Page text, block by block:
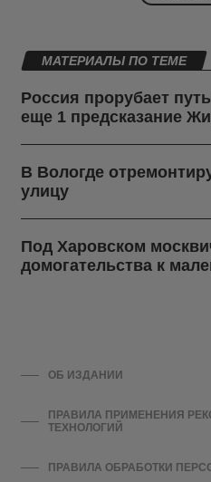
МАТЕРИАЛЫ ПО ТЕМЕ
Россия прорубает
еще 1 предсказание
В Вологде
улицу
Под Харовском
домогательства к
ОБ ИЗДАНИИ
ПРАВИЛА ПРИМЕНЕНИЯ
ТЕХНОЛОГИЙ
ПРАВИЛА ОБРАБОТКИ